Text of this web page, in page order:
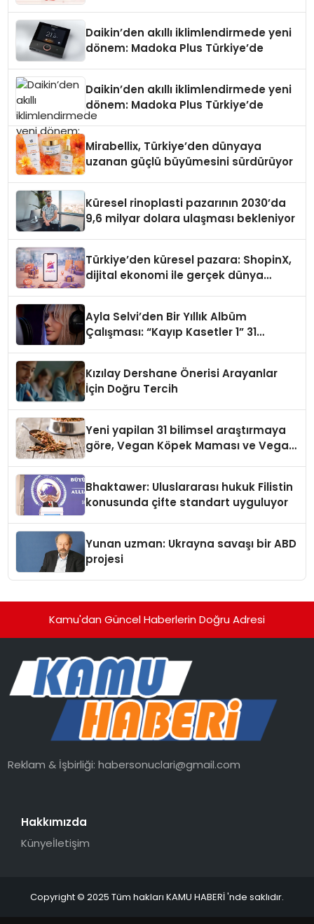
Daikin’den akıllı iklimlendirmede yeni
dönem: Madoka Plus Türkiye’de
Daikin’den akıllı iklimlendirmede yeni
dönem: Madoka Plus Türkiye’de
Mirabellix, Türkiye’den dünyaya
uzanan güçlü büyümesini sürdürüyor
Küresel rinoplasti pazarının 2030’da
9,6 milyar dolara ulaşması bekleniyor
Türkiye’den küresel pazara: ShopinX,
dijital ekonomi ile gerçek dünya
Ayla Selvi’den Bir Yıllık Albüm
Çalışması: “Kayıp Kasetler 1” 31
Kızılay Dershane Önerisi Arayanlar
İçin Doğru Tercih
Yeni yapilan 31 bilimsel araştırmaya
göre, Vegan Köpek Maması ve Vegan
Bhaktawer: Uluslararası hukuk Filistin
konusunda çifte standart uyguluyor
Yunan uzman: Ukrayna savaşı bir ABD
projesi
Kamu'dan Güncel Haberlerin Doğru Adresi
Reklam & İşbirliği:habersonuclari@gmail.com
Hakkımızda
Künyeİletişim
Copyright © 2025 Tüm hakları KAMU HABERİ 'nde saklıdır.